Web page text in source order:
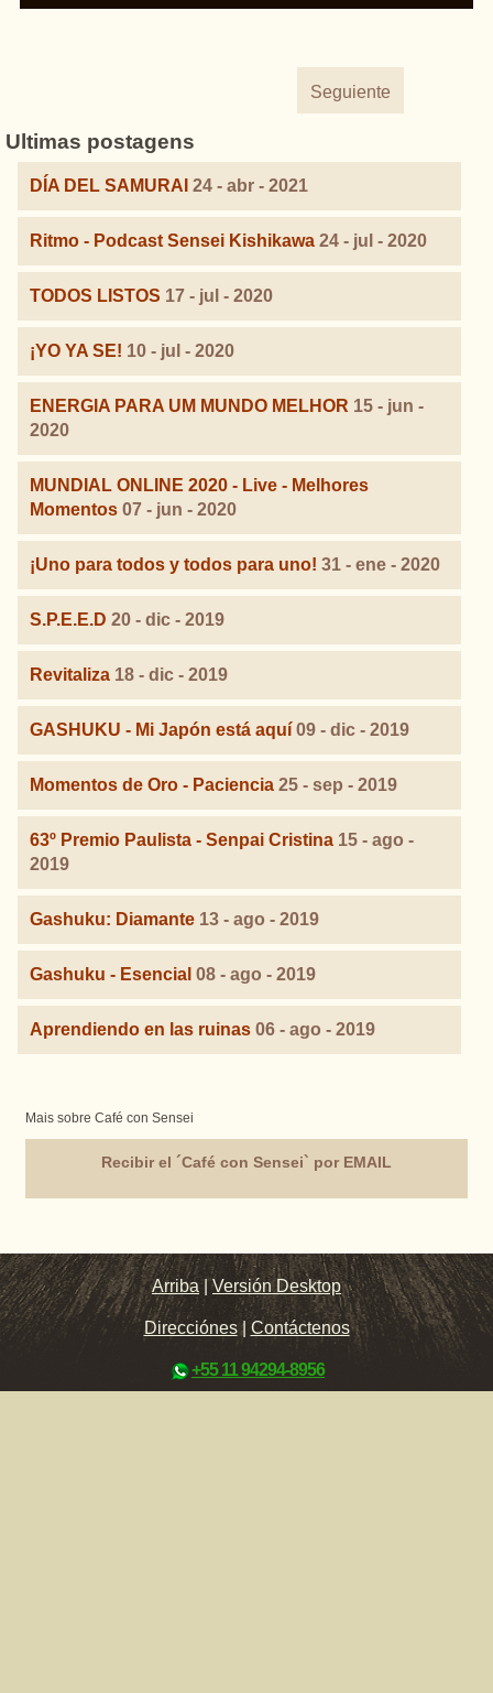
Seguiente
Ultimas postagens
DÍA DEL SAMURAI 24 - abr - 2021
Ritmo - Podcast Sensei Kishikawa 24 - jul - 2020
TODOS LISTOS 17 - jul - 2020
¡YO YA SE! 10 - jul - 2020
ENERGIA PARA UM MUNDO MELHOR 15 - jun -
2020
MUNDIAL ONLINE 2020 - Live - Melhores
Momentos 07 - jun - 2020
¡Uno para todos y todos para uno! 31 - ene - 2020
S.P.E.E.D 20 - dic - 2019
Revitaliza 18 - dic - 2019
GASHUKU - Mi Japón está aquí 09 - dic - 2019
Momentos de Oro - Paciencia 25 - sep - 2019
63º Premio Paulista - Senpai Cristina 15 - ago -
2019
Gashuku: Diamante 13 - ago - 2019
Gashuku - Esencial 08 - ago - 2019
Aprendiendo en las ruinas 06 - ago - 2019
Mais sobre Café con Sensei
Recibir el ´Café con Sensei` por EMAIL
Arriba |Versión Desktop
Direcciónes| Contáctenos
+55 11 94294-8956